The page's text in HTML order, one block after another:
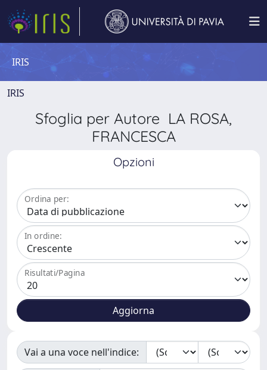
IRIS
IRIS
Sfoglia per Autore LA ROSA,
FRANCESCA
Opzioni
Ordina per:
In ordine:
Risultati/Pagina
Vai a una voce nell'indice: